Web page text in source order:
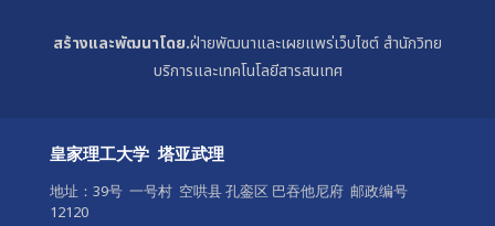
สร้างและพัฒนาโดย.ฝ่ายพัฒนาและเผยแพร่เว็บไซต์ สำนักวิทย
บริการและเทคโนโลยีสารสนเทศ
皇家理工大学 塔亚武理
地址：39号 一号村 空哄县 孔銮区 巴吞他尼府 邮政编号
12120